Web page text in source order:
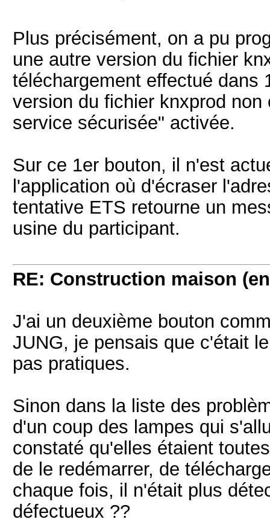
Plus précisément, on a pu
une autre version du fichier
téléchargement effectué dans
version du fichier knxprod
service sécurisée" activée.
Sur ce 1er bouton, il n'est
l'application où d'écraser
tentative ETS retourne un
usine du participant.
RE: Construction maison
J'ai un deuxième bouton
JUNG, je pensais que c'était
pas pratiques.
Sinon dans la liste des
d'un coup des lampes qui
constaté qu'elles étaient
de le redémarrer, de
chaque fois, il n'était plus
défectueux ??